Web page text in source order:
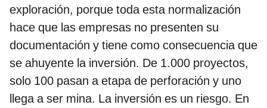
exploración, porque toda esta normalización
hace que las empresas no presenten su
documentación y tiene como consecuencia que
se ahuyente la inversión. De 1.000 proyectos,
solo 100 pasan a etapa de perforación y uno
llega a ser mina. La inversión es un riesgo. En